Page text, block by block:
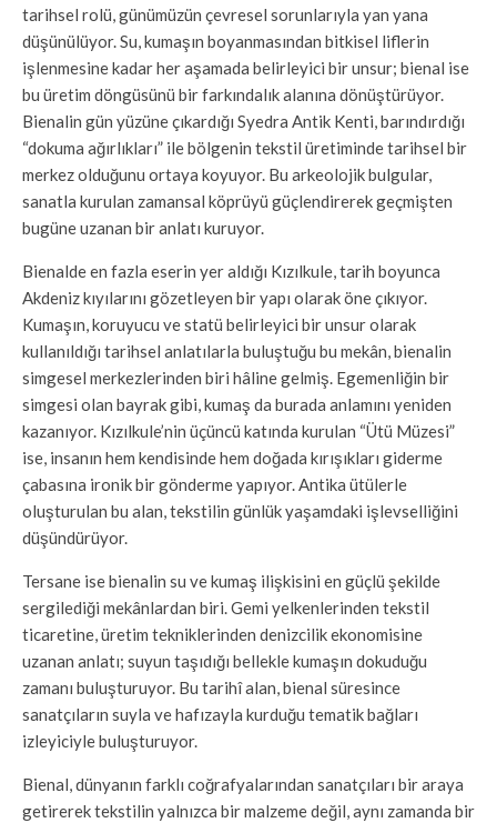
tarihsel rolü, günümüzün çevresel sorunlarıyla yan yana
düşünülüyor. Su, kumaşın boyanmasından bitkisel liflerin
işlenmesine kadar her aşamada belirleyici bir unsur; bienal ise
bu üretim döngüsünü bir farkındalık alanına dönüştürüyor.
Bienalin gün yüzüne çıkardığı Syedra Antik Kenti, barındırdığı
“dokuma ağırlıkları” ile bölgenin tekstil üretiminde tarihsel bir
merkez olduğunu ortaya koyuyor. Bu arkeolojik bulgular,
sanatla kurulan zamansal köprüyü güçlendirerek geçmişten
bugüne uzanan bir anlatı kuruyor.
Bienalde en fazla eserin yer aldığı Kızılkule, tarih boyunca
Akdeniz kıyılarını gözetleyen bir yapı olarak öne çıkıyor.
Kumaşın, koruyucu ve statü belirleyici bir unsur olarak
kullanıldığı tarihsel anlatılarla buluştuğu bu mekân, bienalin
simgesel merkezlerinden biri hâline gelmiş. Egemenliğin bir
simgesi olan bayrak gibi, kumaş da burada anlamını yeniden
kazanıyor. Kızılkule’nin üçüncü katında kurulan “Ütü Müzesi”
ise, insanın hem kendisinde hem doğada kırışıkları giderme
çabasına ironik bir gönderme yapıyor. Antika ütülerle
oluşturulan bu alan, tekstilin günlük yaşamdaki işlevselliğini
düşündürüyor.
Tersane ise bienalin su ve kumaş ilişkisini en güçlü şekilde
sergilediği mekânlardan biri. Gemi yelkenlerinden tekstil
ticaretine, üretim tekniklerinden denizcilik ekonomisine
uzanan anlatı; suyun taşıdığı bellekle kumaşın dokuduğu
zamanı buluşturuyor. Bu tarihî alan, bienal süresince
sanatçıların suyla ve hafızayla kurduğu tematik bağları
izleyiciyle buluşturuyor.
Bienal, dünyanın farklı coğrafyalarından sanatçıları bir araya
getirerek tekstilin yalnızca bir malzeme değil, aynı zamanda bir